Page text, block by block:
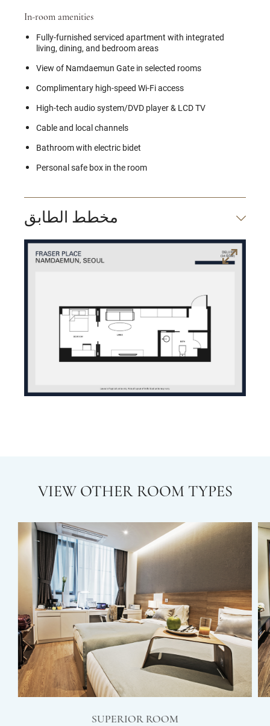
In-room amenities
Fully-furnished serviced apartment with integrated
living, dining, and bedroom areas
View of Namdaemun Gate in selected rooms
Complimentary high-speed Wi-Fi access
High-tech audio system/DVD player & LCD TV
Cable and local channels
Bathroom with electric bidet
Personal safe box in the room
مخطط الطابق
VIEW OTHER ROOM TYPES
SUPERIOR ROOM